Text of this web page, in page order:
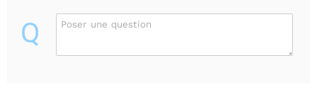
Q Poser une question